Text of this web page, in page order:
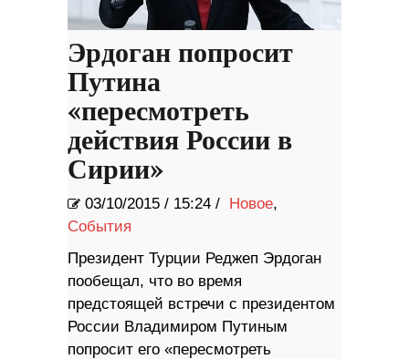
Эрдоган попросит
Путина
«пересмотреть
действия России в
Сирии»
03/10/2015 / 15:24 / Новое,
События
​Президент Турции Реджеп Эрдоган
пообещал, что во время
предстоящей встречи с президентом
России Владимиром Путиным
попросит его «пересмотреть